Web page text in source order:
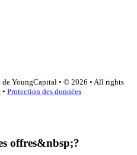
YoungCapital • © 2026 • All rights
• Protection des données
offres&nbsp;?